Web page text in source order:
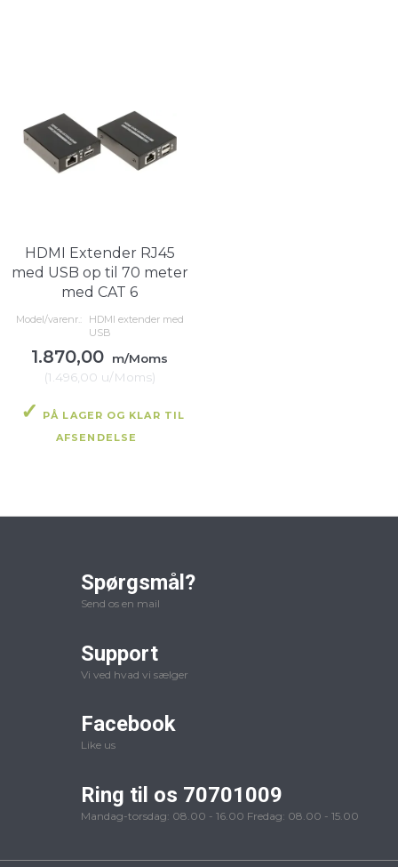
HDMI Extender RJ45
med USB op til 70 meter
med CAT 6
Model/varenr.:
HDMI extender med
USB
1.870,00
m/Moms
(1.496,00 u/Moms)
PÅ LAGER OG KLAR TIL
AFSENDELSE
Spørgsmål?
Send os en mail
Support
Vi ved hvad vi sælger
Facebook
Like us
Ring til os 70701009
Mandag-torsdag: 08.00 - 16.00 Fredag: 08.00 - 15.00